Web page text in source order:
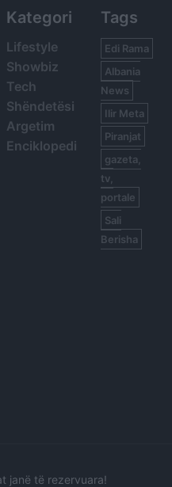
Kategori
Lifestyle
Showbiz
Tech
Shëndetësi
Argetim
Enciklopedi
Tags
Edi Rama
Albania
News
Ilir Meta
Piranjat
gazeta,
tv,
portale
Sali
Berisha
janë të rezervuara!